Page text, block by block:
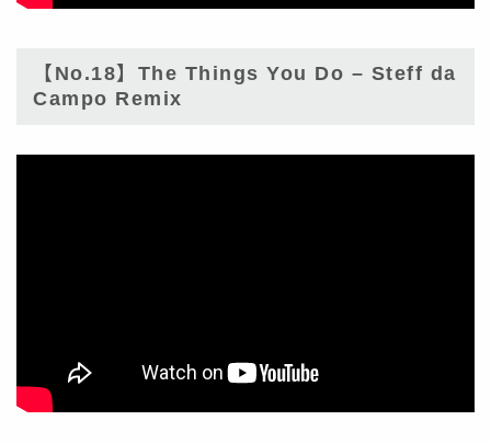
【No.18】The Things You Do – Steff da
Campo Remix